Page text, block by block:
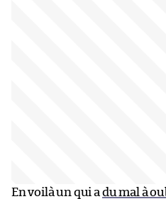
En voilà un qui a du mal à